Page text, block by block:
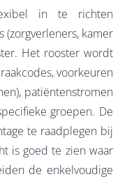
in te richten
kamer
Het rooster wordt
voorkeuren
patiëntenstromen
groepen. De
te raadplegen bij
is goed te zien waar
de enkelvoudige